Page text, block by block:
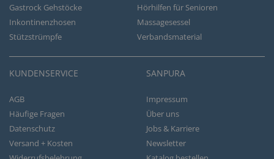
Gastrock Gehstöcke
Hörhilfen für Senioren
Inkontinenzhosen
Massagesessel
Stützstrümpfe
Verbandsmaterial
KUNDENSERVICE
AGB
Häufige Fragen
Datenschutz
Versand + Kosten
SANPURA
Impressum
Über uns
Jobs & Karriere
Newsletter